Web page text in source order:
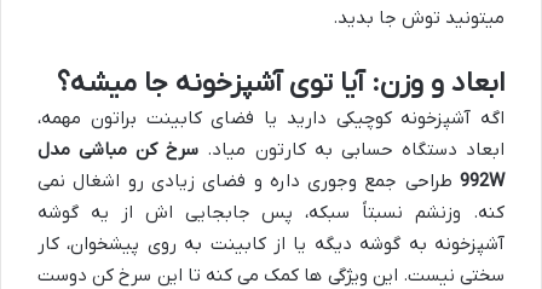
میتونید توش جا بدید.
ابعاد و وزن: آیا توی آشپزخونه جا میشه؟
اگه آشپزخونه کوچیکی دارید یا فضای کابینت براتون مهمه،
ابعاد دستگاه حسابی به کارتون میاد. سرخ کن مباشی مدل
992W طراحی جمع وجوری داره و فضای زیادی رو اشغال نمی
کنه. وزنشم نسبتاً سبکه، پس جابجایی اش از یه گوشه
آشپزخونه به گوشه دیگه یا از کابینت به روی پیشخوان، کار
سختی نیست. این ویژگی ها کمک می کنه تا این سرخ کن دوست